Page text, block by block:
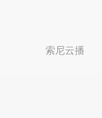
索尼云播